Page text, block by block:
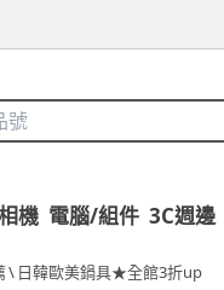
機 電腦/組件 3C週邊
\ 日韓歐美鍋具★全館3折up